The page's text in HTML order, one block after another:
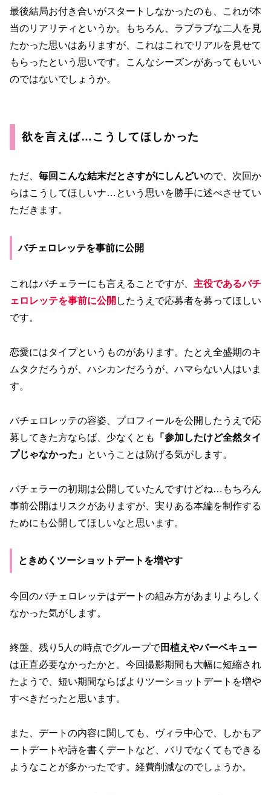
最後結局お付き合いがスタートしなかったのも、これが本
当のリアリティというか。もちろん、ラブラブな二人を見
たかった思いはありますが、これはこれでリアルを見せて
もらったという思いです。こんなシーズンがあってもいい
のではないでしょうか。
欲を言えば…こうしてほしかった
ただ、 毎回こんな結末だとさすがにしんどいので、次回か
らはこうしてほしいナ…という思いを勝手に述べさせてい
ただきます。
バチェロレッテを事前に公開
これはバチェラーにも言えることですが、 主役であるバチ
ェロレッテを事前に公開 したうえで応募者を募ってほしい
です。
恋愛にはタイプというものがあります。たとえ全盛期のキ
ムタクだろうが、ハシカンだろうが、ハマらない人はいま
す。
バチェロレッテの容姿、プロフィールを公開したうえで応
募してきた方ならば、少なくとも
「参加したけど全然タイ
プじゃなかった」 ということは防げる気がします。
バチェラーの初期は公開していたんですけどね…もちろん
事前公開はリスクがありますが、実りある本編を制作する
ためにも公開してほしいなと思います。
ときめくツーショットデートを増やす
今回のバチェロレッテはデートの組み方があまりよろしく
なかった気がします。
終盤、残り5人の時点でグループで田植えやバーベキュー
は正直必要なかったかと。今回撮影期間も大幅に短縮され
たようで、短い期間ならばよりツーショットデートを増や
すべきだったと思います。
また、デートの内容に関しても、ヴィラ中心で、しかもア
ートデートや詩を書くデートなど、バリでなくてもできる
ようなことが多かったです。経費削減なのでしょうか。